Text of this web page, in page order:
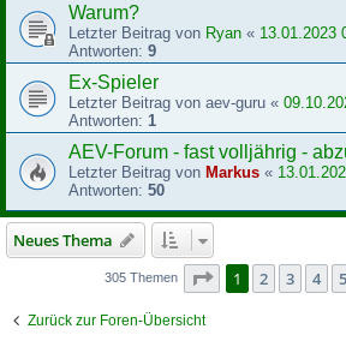
Warum?
Letzter Beitrag von Ryan « 13.01.2023
Antworten: 9
Ex-Spieler
Letzter Beitrag von aev-guru «
Antworten: 1
AEV-Forum - fast volljährig -
Letzter Beitrag von Markus «
Antworten: 50
Neues Thema
305 Themen Seite 1von 16
1 2 3 4 5
Zurück zur Foren-Übersicht